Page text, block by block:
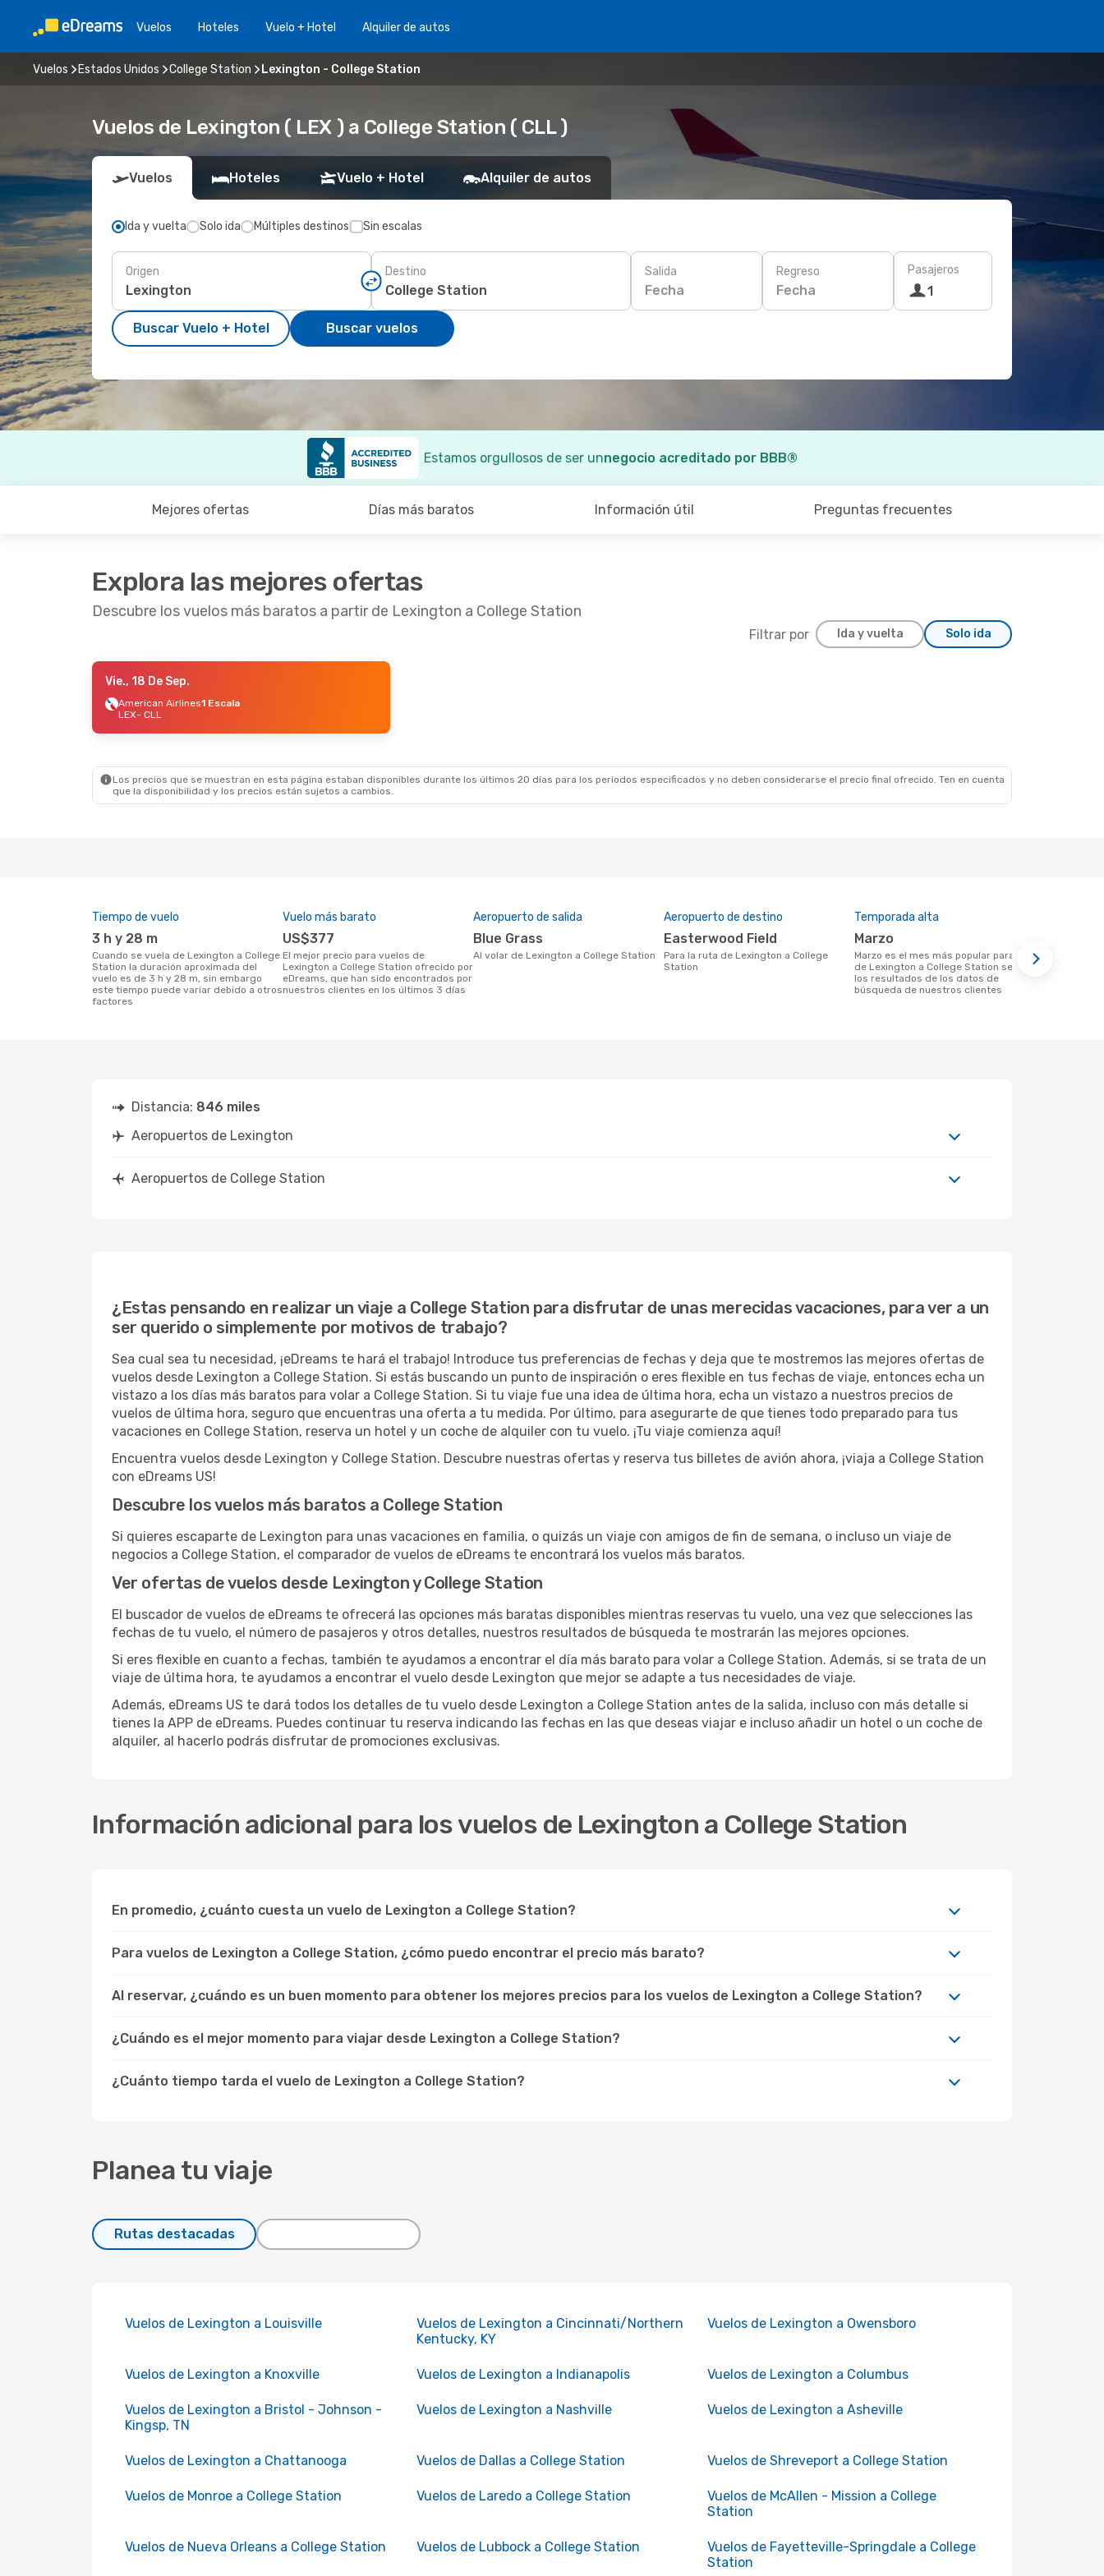
Vuelos Hoteles Vuelo + Hotel Alquiler de autos
Vuelos Estados Unidos College Station Lexington - College Station
Vuelos de Lexington ( LEX ) a College Station ( CLL )
Vuelos Hoteles Vuelo + Hotel Alquiler de autos
Ida y vuelta Solo ida Múltiples destinos Sin escalas
Origen Destino Salida
Fecha
Regreso
Fecha
Pasajeros
1
Buscar Vuelo + Hotel Buscar vuelos
Estamos orgullosos de ser unnegocio acreditado por BBB®
Mejores ofertas Días más baratos Información útil Preguntas frecuentes
Explora las mejores ofertas
Descubre los vuelos más baratos a partir de Lexington a College Station
Filtrar por Ida y vuelta Solo ida
- Mar., 22 De Sep.
1 Escala
Vie., 18 De Sep.
American Airlines1 Escala
LEX- CLL
Los precios que se muestran en esta página estaban disponibles durante los últimos 20 días para los periodos especificados y no deben considerarse el precio final ofrecido. Ten en cuenta
que la disponibilidad y los precios están sujetos a cambios.
Tiempo de vuelo
3 h y 28 m
Cuando se vuela de Lexington a College
Station la duración aproximada del
vuelo es de 3 h y 28 m, sin embargo
este tiempo puede variar debido a otros
factores
Vuelo más barato
US$377
El mejor precio para vuelos de
Lexington a College Station ofrecido por
eDreams, que han sido encontrados por
nuestros clientes en los últimos 3 días
Aeropuerto de salida
Blue Grass
Al volar de Lexington a College Station
Aeropuerto de destino
Easterwood Field
Para la ruta de Lexington a College
Station
Temporada alta
marzo
marzo es el mes más popular para volar
de Lexington a College Station según
los resultados de los datos de
búsqueda de nuestros clientes
Distancia: 846 miles
Aeropuertos de Lexington
Aeropuertos de College Station
¿Estas pensando en realizar un viaje a College Station para disfrutar de unas merecidas vacaciones, para ver a un
ser querido o simplemente por motivos de trabajo?
Sea cual sea tu necesidad, ¡eDreams te hará el trabajo! Introduce tus preferencias de fechas y deja que te mostremos las mejores ofertas de
vuelos desde Lexington a College Station. Si estás buscando un punto de inspiración o eres flexible en tus fechas de viaje, entonces echa un
vistazo a los días más baratos para volar a College Station. Si tu viaje fue una idea de última hora, echa un vistazo a nuestros precios de
vuelos de última hora, seguro que encuentras una oferta a tu medida. Por último, para asegurarte de que tienes todo preparado para tus
vacaciones en College Station, reserva un hotel y un coche de alquiler con tu vuelo. ¡Tu viaje comienza aquí!
Encuentra vuelos desde Lexington y College Station. Descubre nuestras ofertas y reserva tus billetes de avión ahora, ¡viaja a College Station
con eDreams US!
Descubre los vuelos más baratos a College Station
Si quieres escaparte de Lexington para unas vacaciones en familia, o quizás un viaje con amigos de fin de semana, o incluso un viaje de
negocios a College Station, el comparador de vuelos de eDreams te encontrará los vuelos más baratos.
Ver ofertas de vuelos desde Lexington y College Station
El buscador de vuelos de eDreams te ofrecerá las opciones más baratas disponibles mientras reservas tu vuelo, una vez que selecciones las
fechas de tu vuelo, el número de pasajeros y otros detalles, nuestros resultados de búsqueda te mostrarán las mejores opciones.
Si eres flexible en cuanto a fechas, también te ayudamos a encontrar el día más barato para volar a College Station. Además, si se trata de un
viaje de última hora, te ayudamos a encontrar el vuelo desde Lexington que mejor se adapte a tus necesidades de viaje.
Además, eDreams US te dará todos los detalles de tu vuelo desde Lexington a College Station antes de la salida, incluso con más detalle si
tienes la APP de eDreams. Puedes continuar tu reserva indicando las fechas en las que deseas viajar e incluso añadir un hotel o un coche de
alquiler, al hacerlo podrás disfrutar de promociones exclusivas.
Información adicional para los vuelos de Lexington a College Station
En promedio, ¿cuánto cuesta un vuelo de Lexington a College Station?
Para vuelos de Lexington a College Station, ¿cómo puedo encontrar el precio más barato?
Al reservar, ¿cuándo es un buen momento para obtener los mejores precios para los vuelos de Lexington a College Station?
¿Cuándo es el mejor momento para viajar desde Lexington a College Station?
¿Cuánto tiempo tarda el vuelo de Lexington a College Station?
Planea tu viaje
Rutas destacadas
Vuelos de Lexington a Louisville
Vuelos de Lexington a Cincinnati/Northern
Kentucky, KY
Vuelos de Lexington a Owensboro
Vuelos de Lexington a Knoxville Vuelos de Lexington a Indianapolis Vuelos de Lexington a Columbus
Vuelos de Lexington a Bristol - Johnson -
Kingsp, TN
Vuelos de Lexington a Nashville Vuelos de Lexington a Asheville
Vuelos de Lexington a Chattanooga Vuelos de Dallas a College Station Vuelos de Shreveport a College Station
Vuelos de Monroe a College Station Vuelos de Laredo a College Station
Vuelos de McAllen - Mission a College
Station
Vuelos de Nueva Orleans a College Station Vuelos de Lubbock a College Station
Vuelos de Fayetteville-Springdale a College
Station